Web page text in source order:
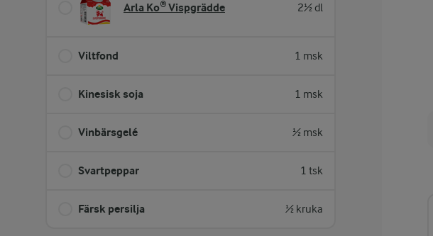
Arla Ko® Vispgrädde 2½ dl
Viltfond 1 msk
Kinesisk soja 1 msk
Vinbärsgelé ½ msk
Svartpeppar 1 tsk
Färsk persilja ½ kruka